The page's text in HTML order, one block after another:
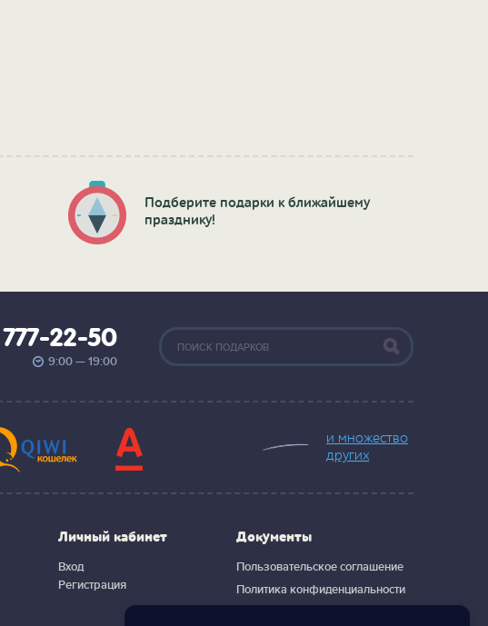
Подберите подарки к ближайшему
празднику!
22-50
9:00 — 19:00
и множество
других
Личный кабинет
Вход
Регистрация
Документы
Пользовательское соглашение
Политика конфиденциальности